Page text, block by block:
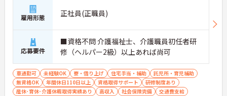
雇用形態 正社員(正職員)
応募要件
■資格不問 介護福祉士、介護職員初任者研
修（ヘルパー2級）以上あれば尚可
車通勤可 未経験OK 寮・借り上げ 住宅手当・補助
託児所・育児補助
無資格OK
年間休日110日以上 資格取得サポート
研修制度あり
産休･育休･介護休暇取得実績あり
高収入 社会保険完備 交通費支給